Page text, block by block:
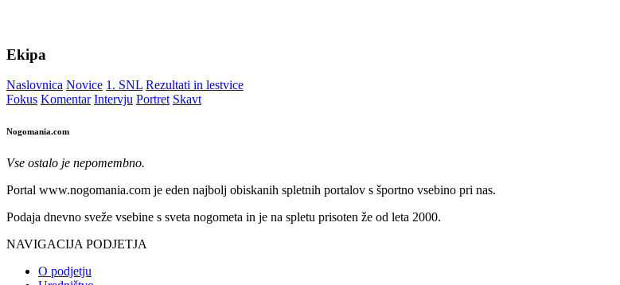
Ekipa
Naslovnica Novice 1. SNL Rezultati in lestvice
Fokus Komentar Intervju Portret Skavt
Nogomania.com
Vse ostalo je nepomembno.
Portal www.nogomania.com je eden najbolj obiskanih spletnih portalov s športno vsebino pri nas.
Podaja dnevno sveže vsebine s sveta nogometa in je na spletu prisoten že od leta 2000.
NAVIGACIJA PODJETJA
O podjetju